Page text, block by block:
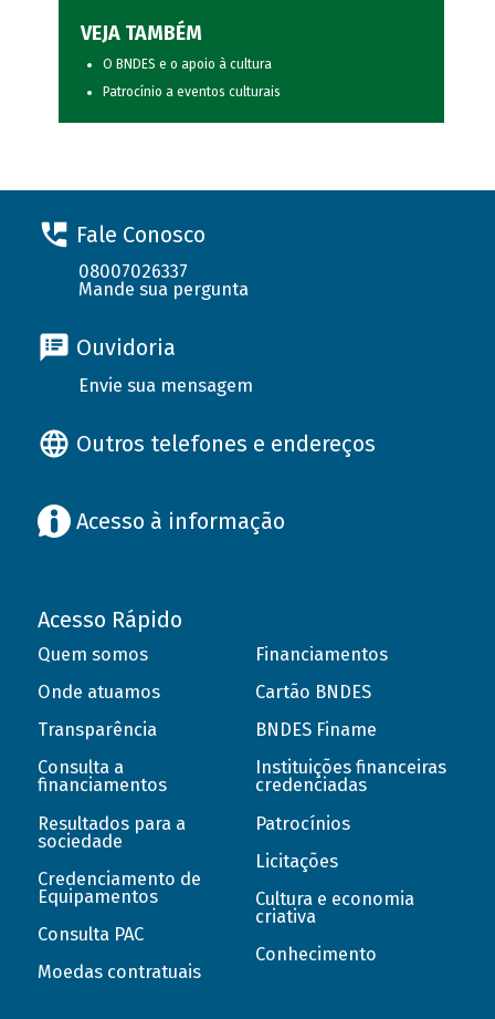
VEJA TAMBÉM
O BNDES e o apoio à cultura
Patrocínio a eventos culturais
Fale Conosco
08007026337
Mande sua pergunta
Ouvidoria
Envie sua mensagem
Outros telefones e endereços
Acesso à informação
Acesso Rápido
Quem somos
Onde atuamos
Transparência
Consulta a
financiamentos
Resultados para a
sociedade
Credenciamento de
Equipamentos
Consulta PAC
Moedas contratuais
Financiamentos
Cartão BNDES
BNDES Finame
Instituições financeiras
credenciadas
Patrocínios
Licitações
Cultura e economia
criativa
Conhecimento